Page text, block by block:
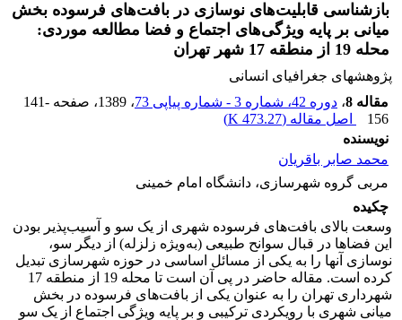
بازشناسی قابلیت‌های نوسازی در بافت‌های فرسوده بخش
میانی بر پایه ویژگی‌های اجتماع و فضا مطالعه موردی:
محله 19 از منطقه 17 شهر تهران
پژوهشهای جغرافیای انسانی
مقاله 8
، دوره 42، شماره 3 - شماره پیاپی 73 ، 1389 ، صفحه 141-
156
اصل مقاله (473.27 K
)
نویسنده
محمد صابر باقریان
مربی گروه شهرسازی، دانشگاه امام خمینی
چکیده
وسعت بالای بافت‌های فرسوده شهری از یک سو و آسیب‌پذیر بودن
این فضاها در قبال سوانح طبیعی (به‌ویژه زلزله) از دیگر سو،
نوسازی آنها را به یکی از مسائل اساسی در حوزه شهرسازی تبدیل
کرده است. مقاله حاضر در پی آن است تا محله 19 از منطقه 17
شهرداری تهران را به عنوان یکی از بافت‌های فرسوده در بخش
میانی شهری با رویکردی ترکیبی و بر پایه ویژگی اجتماع از یک سو